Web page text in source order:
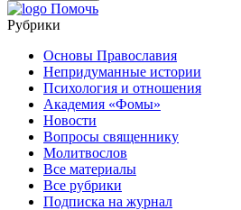
Помочь
Рубрики
Основы Православия
Непридуманные истории
Психология и отношения
Академия «Фомы»
Новости
Вопросы священнику
Молитвослов
Все материалы
Все рубрики
Подписка на журнал